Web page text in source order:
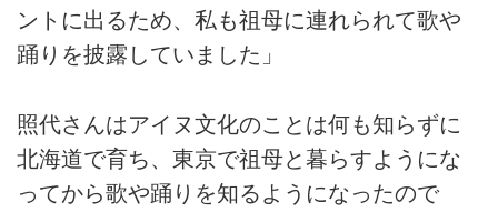
ントに出るため、私も祖母に連れられて歌や
踊りを披露していました」
照代さんはアイヌ文化のことは何も知らずに
北海道で育ち、東京で祖母と暮らすようにな
ってから歌や踊りを知るようになったので